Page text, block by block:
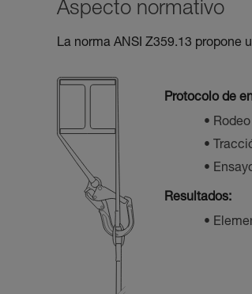
Aspecto normativo
La norma ANSI Z359.13 propone
Protocolo de
Resultados: